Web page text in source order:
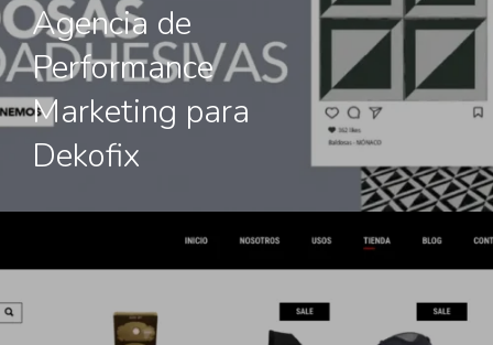
Agencia de
Performance
Marketing para
Dekofix